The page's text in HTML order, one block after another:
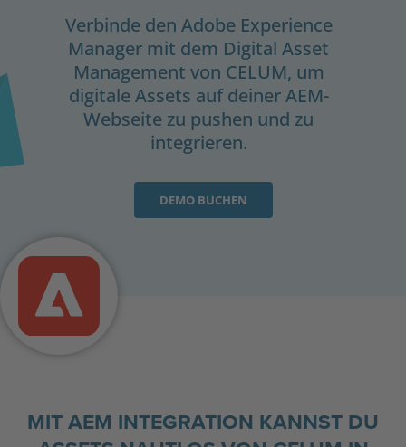
Verbinde den Adobe Experience
Manager mit dem Digital Asset
Management von CELUM, um
digitale Assets auf deiner AEM-
Webseite zu pushen und zu
integrieren.
DEMO BUCHEN
MIT AEM INTEGRATION KANNST DU